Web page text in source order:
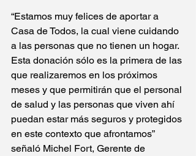
“Estamos muy felices de aportar a
Casa de Todos, la cual viene cuidando
a las personas que no tienen un hogar.
Esta donación sólo es la primera de las
que realizaremos en los próximos
meses y que permitirán que el personal
de salud y las personas que viven ahí
puedan estar más seguros y protegidos
en este contexto que afrontamos”
señaló Michel Fort, Gerente de